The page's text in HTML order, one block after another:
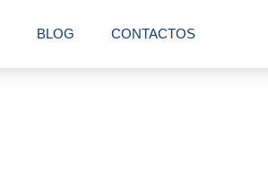
BLOG CONTACTOS